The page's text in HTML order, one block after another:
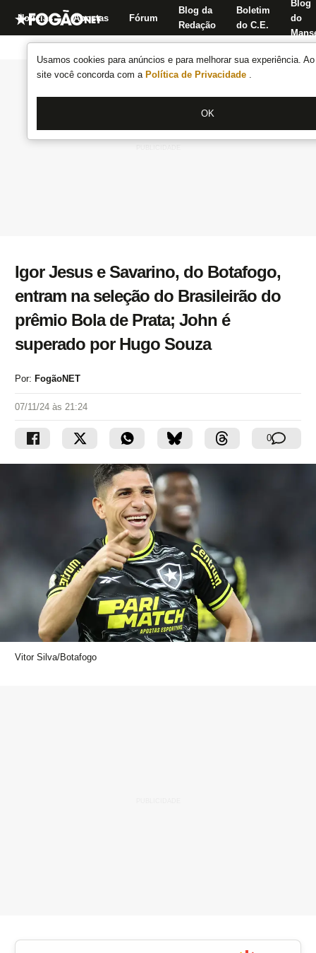
Usamos cookies para anúncios e para melhorar sua experiência.
site você concorda com a Política de Privacidade .
OK
Notícias Apostas Fórum
Blog da
Redação
Boletim
do C.E.
Blog
do
Igor Jesus e Savarino, do Botafogo,
entram na seleção do Brasileirão do
prêmio Bola de Prata; John é
superado por Hugo Souza
Por: FogãoNET
07/11/24 às 21:24
0
Vitor Silva/Botafogo